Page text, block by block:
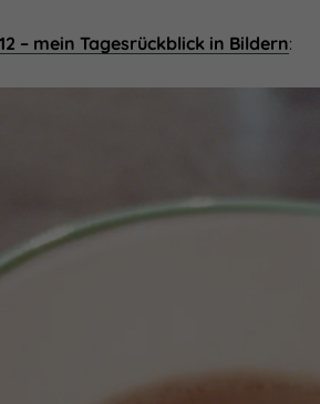
– mein Tagesrückblick in Bildern: